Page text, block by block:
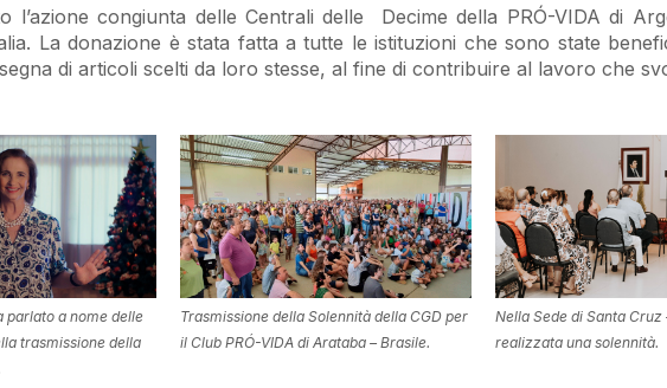
l’azione congiunta delle Centrali delle Decime della PRÓ-VIDA di
La donazione è stata fatta a tutte le istituzioni che sono state
di articoli scelti da loro stesse, al fine di contribuire al lavoro che
parlato a nome delle
trasmissione della
Trasmissione della Solennità della CGD per
il Club PRÓ-VIDA di Arataba – Brasile.
Nella Sede di Santa Cruz
realizzata una solennità.